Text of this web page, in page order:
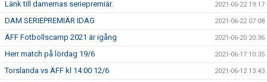
Länk till damernas seriepremiär. 2021-06-22 19:17
DAM SERIEPREMIÄR IDAG 2021-06-22 07:08
ÄFF Fotbollscamp 2021 är igång 2021-06-20 20:36
Herr match på lördag 19/6 2021-06-17 10:35
Torslanda vs ÄFF kl 14:00 12/6 2021-06-12 13:43